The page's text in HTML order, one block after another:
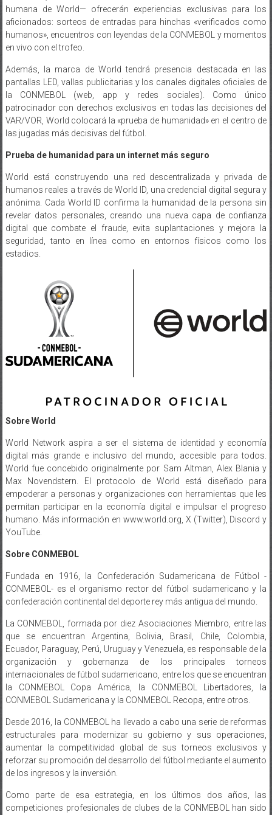
humana de World— ofrecerán experiencias exclusivas para los
aficionados: sorteos de entradas para hinchas «verificados como
humanos», encuentros con leyendas de la CONMEBOL y momentos
en vivo con el trofeo.
Además, la marca de World tendrá presencia destacada en las
pantallas LED, vallas publicitarias y los canales digitales oficiales de
la CONMEBOL (web, app y redes sociales). Como único
patrocinador con derechos exclusivos en todas las decisiones del
VAR/VOR, World colocará la «prueba de humanidad» en el centro de
las jugadas más decisivas del fútbol.
Prueba de humanidad para un internet más seguro
World está construyendo una red descentralizada y privada de
humanos reales a través de World ID, una credencial digital segura y
anónima. Cada World ID confirma la humanidad de la persona sin
revelar datos personales, creando una nueva capa de confianza
digital que combate el fraude, evita suplantaciones y mejora la
seguridad, tanto en línea como en entornos físicos como los
estadios.
Sobre World
World Network aspira a ser el sistema de identidad y economía
digital más grande e inclusivo del mundo, accesible para todos.
World fue concebido originalmente por Sam Altman, Alex Blania y
Max Novendstern. El protocolo de World está diseñado para
empoderar a personas y organizaciones con herramientas que les
permitan participar en la economía digital e impulsar el progreso
humano. Más información en www.world.org, X (Twitter), Discord y
YouTube.
Sobre CONMEBOL
Fundada en 1916, la Confederación Sudamericana de Fútbol -
CONMEBOL- es el organismo rector del fútbol sudamericano y la
confederación continental del deporte rey más antigua del mundo.
La CONMEBOL, formada por diez Asociaciones Miembro, entre las
que se encuentran Argentina, Bolivia, Brasil, Chile, Colombia,
Ecuador, Paraguay, Perú, Uruguay y Venezuela, es responsable de la
organización y gobernanza de los principales torneos
internacionales de fútbol sudamericano, entre los que se encuentran
la CONMEBOL Copa América, la CONMEBOL Libertadores, la
CONMEBOL Sudamericana y la CONMEBOL Recopa, entre otros.
Desde 2016, la CONMEBOL ha llevado a cabo una serie de reformas
estructurales para modernizar su gobierno y sus operaciones,
aumentar la competitividad global de sus torneos exclusivos y
reforzar su promoción del desarrollo del fútbol mediante el aumento
de los ingresos y la inversión.
Como parte de esa estrategia, en los últimos dos años, las
competiciones profesionales de clubes de la CONMEBOL han sido